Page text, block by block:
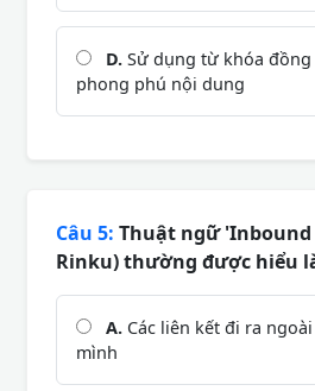
D. Sử dụng từ khóa
phong phú nội dung
Câu 5: Thuật ngữ
Rinku) thường được hiểu
A. Các liên kết đi ra
mình